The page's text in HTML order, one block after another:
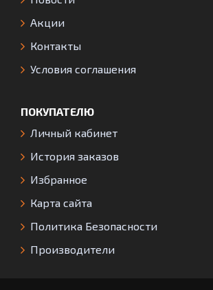
Акции
Контакты
Условия соглашения
ПОКУПАТЕЛЮ
Личный кабинет
История заказов
Избранное
Карта сайта
Политика Безопасности
Производители